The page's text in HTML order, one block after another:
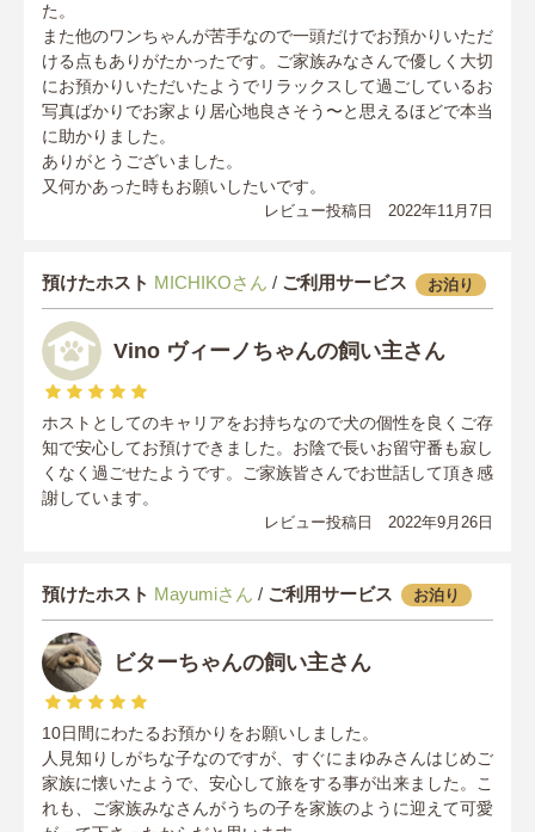
た。
また他のワンちゃんが苦手なので一頭だけでお預かりいただ
ける点もありがたかったです。ご家族みなさんで優しく大切
にお預かりいただいたようでリラックスして過ごしているお
写真ばかりでお家より居心地良さそう〜と思えるほどで本当
に助かりました。
ありがとうございました。
又何かあった時もお願いしたいです。
レビュー投稿日 2022年11月7日
預けたホスト MICHIKOさん / ご利用サービス お泊り
Vino ヴィーノちゃんの飼い主さん
ホストとしてのキャリアをお持ちなので犬の個性を良くご存
知で安心してお預けできました。お陰で長いお留守番も寂し
くなく過ごせたようです。ご家族皆さんでお世話して頂き感
謝しています。
レビュー投稿日 2022年9月26日
預けたホスト Mayumiさん / ご利用サービス お泊り
ビターちゃんの飼い主さん
10日間にわたるお預かりをお願いしました。
人見知りしがちな子なのですが、すぐにまゆみさんはじめご
家族に懐いたようで、安心して旅をする事が出来ました。こ
れも、ご家族みなさんがうちの子を家族のように迎えて可愛